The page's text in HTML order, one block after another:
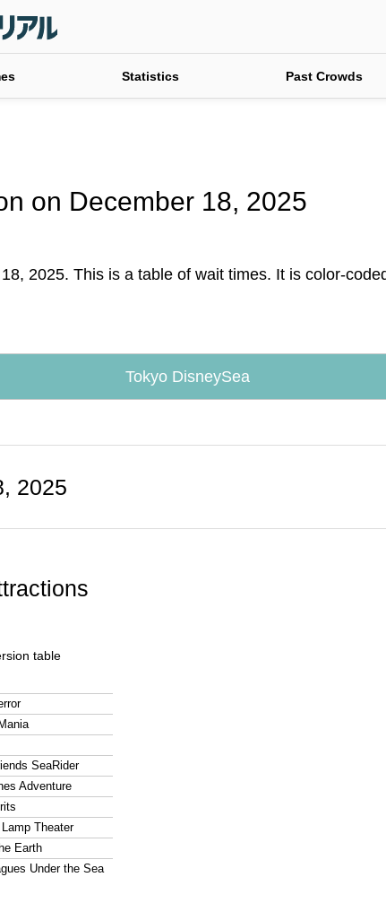
Statistics Past Crowds
on December 18, 2025
2025. This is a table of wait times. It is color-
Tokyo DisneySea
2025
table
SeaRider
Adventure
Theater
Earth
Under the Sea